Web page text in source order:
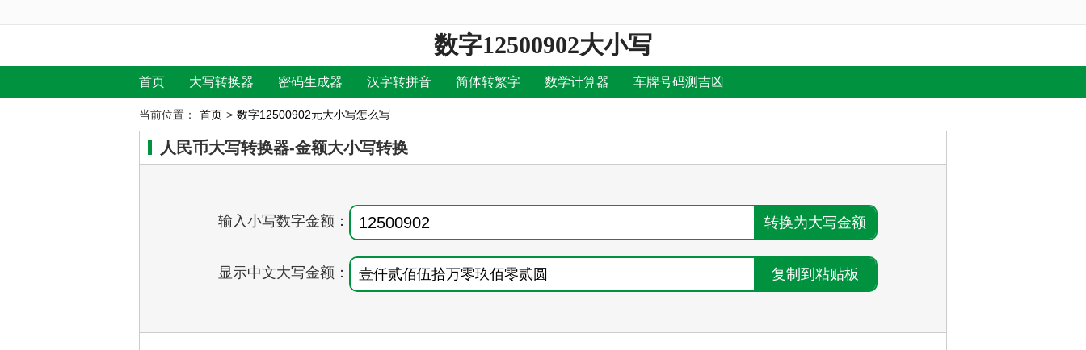
数字12500902大小写
首页 大写转换器 密码生成器 汉字转拼音 简体转繁字 数学计算器 车牌号码测吉凶
当前位置： 首页 > 数字12500902元大小写怎么写
人民币大写转换器-金额大小写转换
输入小写数字金额：
显示中文大写金额：